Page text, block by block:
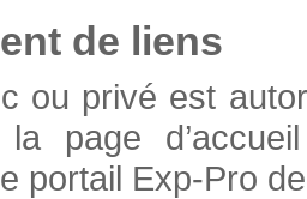
de liens
ou privé est
page
portail Exp-Pro